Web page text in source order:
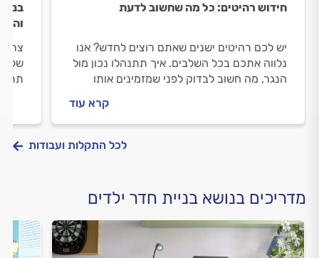
חידוש רהיטים: כל מה שחשוב לדעת
יש לכם רהיטים ישנים שאתם רוצים לחדש? אנו
נלווה אתכם בכל השלבים. איך תתנהלו נכון מול
הנגר, מה חשוב לבדוק לפני שמזמינים אותו
קרא עוד
לכל התקלות ועבודות
מדריכים בנושא בניית חדר ילדים